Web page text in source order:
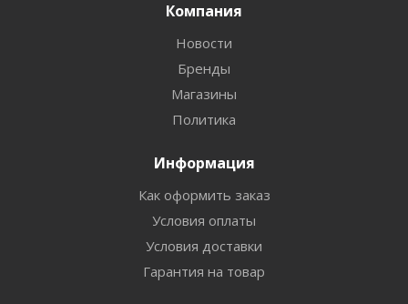
Компания
Новости
Бренды
Магазины
Политика
Информация
Как оформить заказ
Условия оплаты
Условия доставки
Гарантия на товар